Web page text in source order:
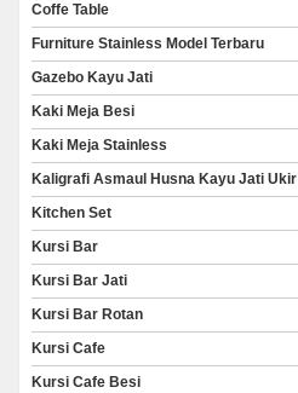
Coffe Table
Furniture Stainless Model Terbaru
Gazebo Kayu Jati
Kaki Meja Besi
Kaki Meja Stainless
Kaligrafi Asmaul Husna Kayu Jati Ukir
Kitchen Set
Kursi Bar
Kursi Bar Jati
Kursi Bar Rotan
Kursi Cafe
Kursi Cafe Besi